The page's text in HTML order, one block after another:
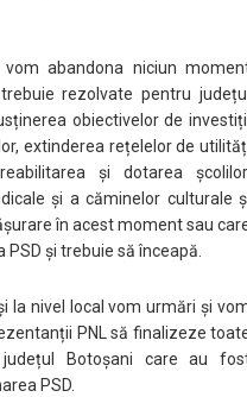
abandona niciun
rezolvate pentru
obiectivelor de
extinderea rețelelor de
și dotarea
și a căminelor culturale
în acest moment sau
și trebuie să înceapă.
la nivel local vom urmări și
PNL să finalizeze
Botoșani care au
PSD.